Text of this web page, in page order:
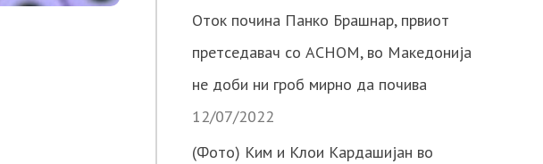
Оток почина Панко Брашнар, првиот
претседавач со АСНОМ, во Македонија
не доби ни гроб мирно да почива
12/07/2022
(Фото) Ким и Клои Кардашијан во